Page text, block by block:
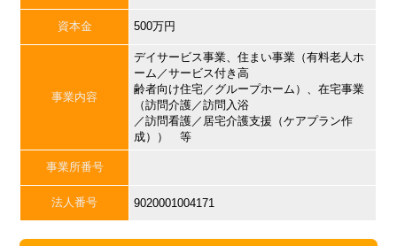
資本金 500万円
事業内容
デイサービス事業、住まい事業（有料老人ホ
ーム／サービス付き高
齢者向け住宅／グループホーム）、在宅事業
（訪問介護／訪問入浴
／訪問看護／居宅介護支援（ケアプラン作
成）） 等
事業所番号
法人番号 9020001004171